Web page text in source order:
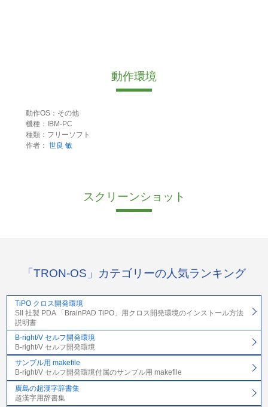
動作環境
動作OS：その他
機種：IBM-PC
種類：フリーソフト
作者： 世良 敏
スクリーンショット
「TRON-OS」カテゴリーの人気ランキング
TiPO クロス開発環境
SII 社製 PDA 「BrainPAD TiPO」用クロス開発環境のインストール方法
説明書
B-right/V セルフ開発環境
B-right/V セルフ開発環境
サンプル用 makefile
B-right/V セルフ開発環境付属のサンプル用 makefile
廣島の超漢字辞書集
超漢字用辞書集